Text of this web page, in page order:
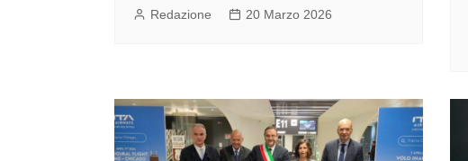
Redazione 20 Marzo 2026